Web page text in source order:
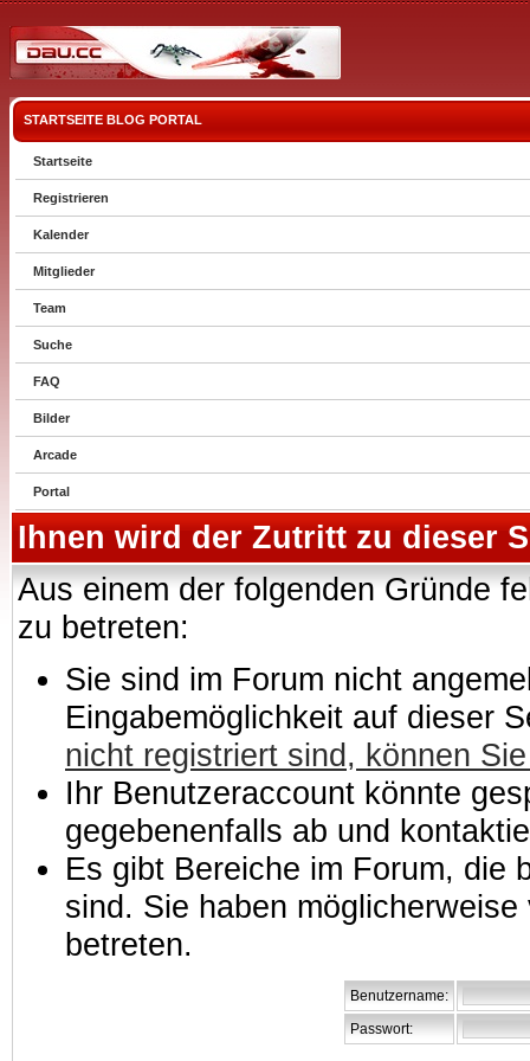
STARTSEITE BLOG PORTAL
Startseite
Registrieren
Kalender
Mitglieder
Team
Suche
FAQ
Bilder
Arcade
Portal
Ihnen wird der Zutritt zu dieser
Aus einem der folgenden Gründe
zu betreten:
Sie sind im Forum nicht
Eingabemöglichkeit auf dieser
nicht registriert sind, können
Ihr Benutzeraccount könnte
gegebenenfalls ab und
Es gibt Bereiche im Forum, die
sind. Sie haben
betreten.
Benutzername:
Passwort: